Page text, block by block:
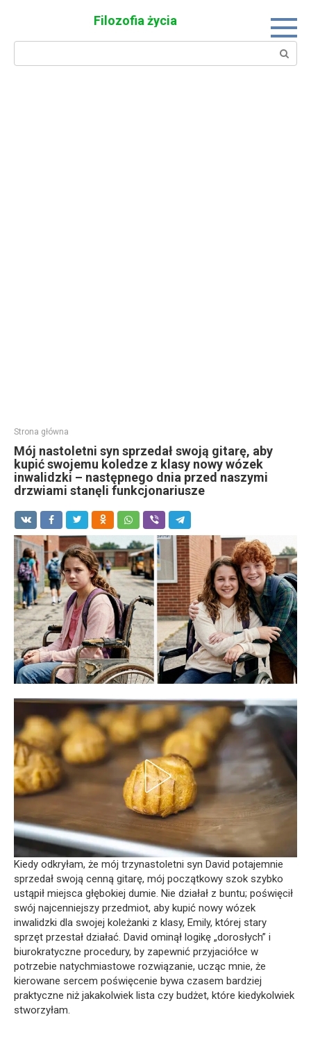
Filozofia życia
Search:
Strona główna
Mój nastoletni syn sprzedał swoją gitarę, aby
kupić swojemu koledze z klasy nowy wózek
inwalidzki – następnego dnia przed naszymi
drzwiami stanęli funkcjonariusze
Kiedy odkryłam, że mój trzynastoletni syn David potajemnie
sprzedał swoją cenną gitarę, mój początkowy szok szybko
ustąpił miejsca głębokiej dumie. Nie działał z buntu; poświęcił
swój najcenniejszy przedmiot, aby kupić nowy wózek
inwalidzki dla swojej koleżanki z klasy, Emily, której stary
sprzęt przestał działać. David ominął logikę „dorosłych” i
biurokratyczne procedury, by zapewnić przyjaciółce w
potrzebie natychmiastowe rozwiązanie, ucząc mnie, że
kierowane sercem poświęcenie bywa czasem bardziej
praktyczne niż jakakolwiek lista czy budżet, które kiedykolwiek
stworzyłam.